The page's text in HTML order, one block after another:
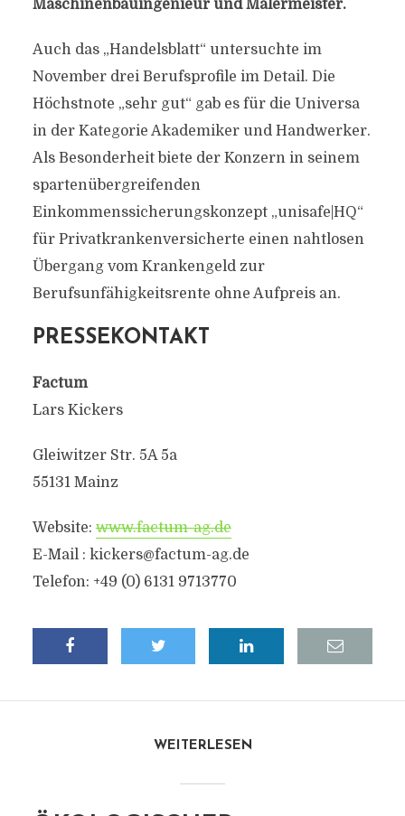
Maschinenbauingenieur und Malermeister.
Auch das „Handelsblatt“ untersuchte im
November drei Berufsprofile im Detail. Die
Höchstnote „sehr gut“ gab es für die Universa
in der Kategorie Akademiker und Handwerker.
Als Besonderheit biete der Konzern in seinem
spartenübergreifenden
Einkommenssicherungskonzept „unisafe|HQ“
für Privatkrankenversicherte einen nahtlosen
Übergang vom Krankengeld zur
Berufsunfähigkeitsrente ohne Aufpreis an.
PRESSEKONTAKT
Factum
Lars Kickers
Gleiwitzer Str. 5A 5a
55131 Mainz
Website:www.factum-ag.de
E-Mail : kickers@factum-ag.de
Telefon: +49 (0) 6131 9713770
WEITERLESEN